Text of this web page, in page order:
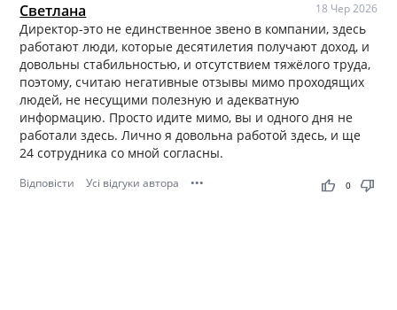
Светлана 18 Чер 2026
Директор-это не единственное звено в компании, здесь
работают люди, которые десятилетия получают доход, и
довольны стабильностью, и отсутствием тяжёлого труда,
поэтому, считаю негативные отзывы мимо проходящих
людей, не несущими полезную и адекватную
информацию. Просто идите мимо, вы и одного дня не
работали здесь. Лично я довольна работой здесь, и ще
24 сотрудника со мной согласны.
Відповісти Усі відгуки автора ••• thumb_up thumb_down
0